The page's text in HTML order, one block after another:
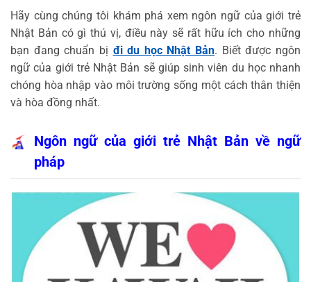
Hãy cùng chúng tôi khám phá xem ngôn ngữ của giới trẻ
Nhật Bản có gì thú vị, điều này sẽ rất hữu ích cho những
bạn đang chuẩn bị đi du học Nhật Bản. Biết được ngôn
ngữ của giới trẻ Nhật Bản sẽ giúp sinh viên du học nhanh
chóng hòa nhập vào môi trường sống một cách thân thiện
và hòa đồng nhất.
Ngôn ngữ của giới trẻ Nhật Bản về ngữ
pháp